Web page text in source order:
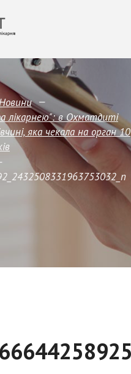
—
лікарнею": в Охматдиті
яка чекала на орган 10